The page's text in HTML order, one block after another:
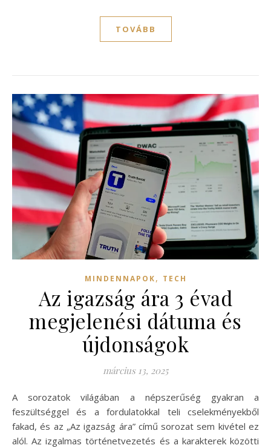
TOVÁBB
MINDENNAPOK, TECH
Az igazság ára 3 évad
megjelenési dátuma és
újdonságok
március 13, 2025
A sorozatok világában a népszerűség gyakran a
feszültséggel és a fordulatokkal teli cselekményekből
fakad, és az „Az igazság ára” című sorozat sem kivétel ez
alól. Az izgalmas történetvezetés és a karakterek közötti